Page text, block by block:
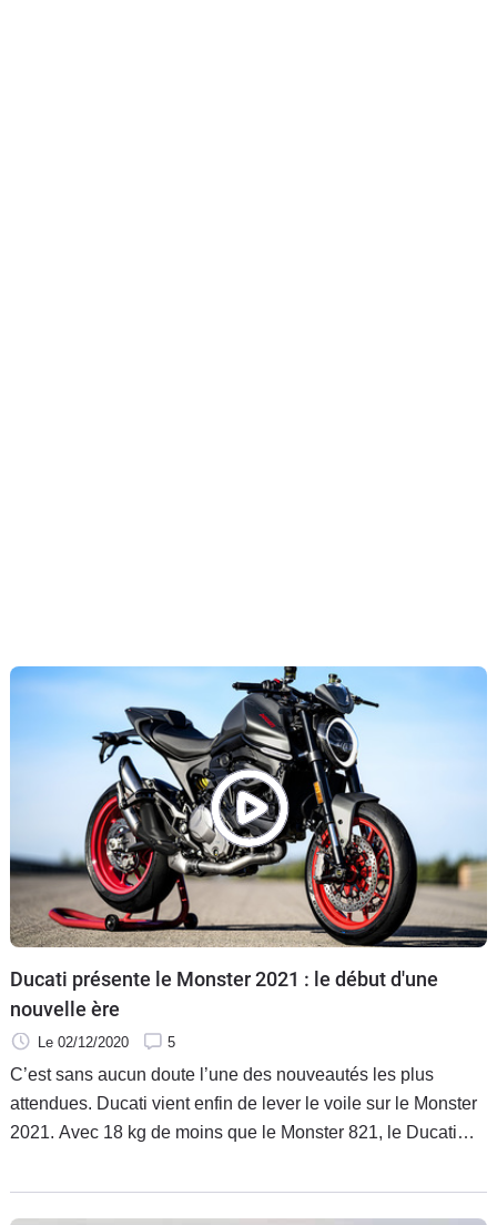
Ducati présente le Monster 2021 : le début d'une
nouvelle ère
Le 02/12/2020 5
C’est sans aucun doute l’une des nouveautés les plus
attendues. Ducati vient enfin de lever le voile sur le Monster
2021. Avec 18 kg de moins que le Monster 821, le Ducati
modèle avec l’abandon du cadre tubulaire pour un front
frame en aluminium. Une petite révolution pour un Ducati